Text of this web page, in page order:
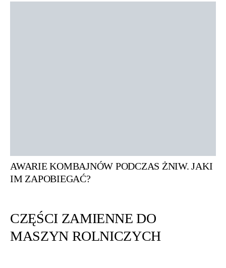
AWARIE KOMBAJNÓW PODCZAS ŻNIW. JAKI
IM ZAPOBIEGAĆ?
CZĘŚCI ZAMIENNE DO
MASZYN ROLNICZYCH